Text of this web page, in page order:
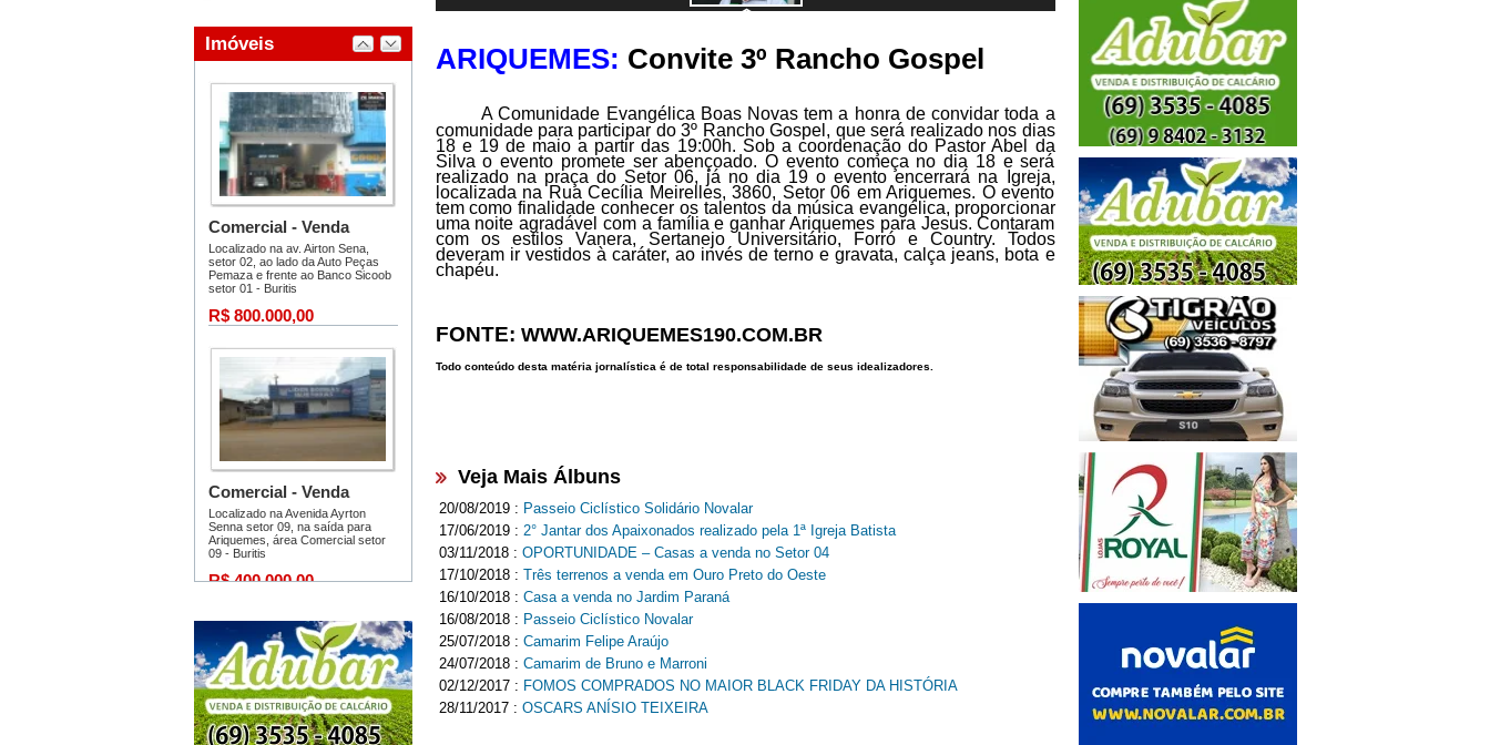
ARIQUEMES: Convite 3º Rancho Gospel
A Comunidade Evangélica Boas Novas tem a honra de convidar toda a
comunidade para participar do 3º Rancho Gospel, que será realizado nos dias
18 e 19 de maio a partir das 19:00h. Sob a coordenação do Pastor Abel da
Silva o evento promete ser abençoado. O evento começa no dia 18 e será
realizado na praça do Setor 06, já no dia 19 o evento encerrará na Igreja,
localizada na Rua Cecília Meirelles, 3860, Setor 06 em Ariquemes. O evento
tem como finalidade conhecer os talentos da música evangélica, proporcionar
uma noite agradável com a família e ganhar Ariquemes para Jesus. Contaram
com os estilos Vanera, Sertanejo Universitário, Forró e Country. Todos
deveram ir vestidos à caráter, ao invés de terno e gravata, calça jeans, bota e
chapéu.
FONTE: WWW.ARIQUEMES190.COM.BR
Todo conteúdo desta matéria jornalística é de total responsabilidade de seus idealizadores.
Veja Mais Álbuns
20/08/2019 : Passeio Ciclístico Solidário Novalar
17/06/2019 : 2° Jantar dos Apaixonados realizado pela 1ª Igreja Batista
03/11/2018 : OPORTUNIDADE – Casas a venda no Setor 04
17/10/2018 : Três terrenos a venda em Ouro Preto do Oeste
16/10/2018 : Casa a venda no Jardim Paraná
16/08/2018 : Passeio Ciclístico Novalar
25/07/2018 : Camarim Felipe Araújo
24/07/2018 : Camarim de Bruno e Marroni
02/12/2017 : FOMOS COMPRADOS NO MAIOR BLACK FRIDAY DA HISTÓRIA
28/11/2017 : OSCARS ANÍSIO TEIXEIRA